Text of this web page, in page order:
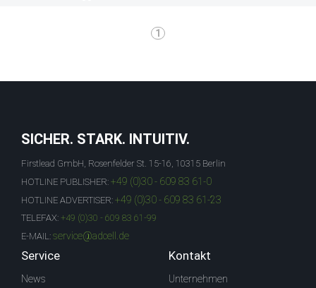
1
SICHER. STARK. INTUITIV.
Firstlead GmbH, Rosenfelder St. 15-16, 10315 Berlin
HOTLINE PUBLISHER: +49 (0)30 - 609 83 61-0
HOTLINE ADVERTISER: +49 (0)30 - 609 83 61-23
TELEFAX: +49 (0)30 - 609 83 61-99
E-MAIL: service@adcell.de
Service
News
Kontakt
Unternehmen